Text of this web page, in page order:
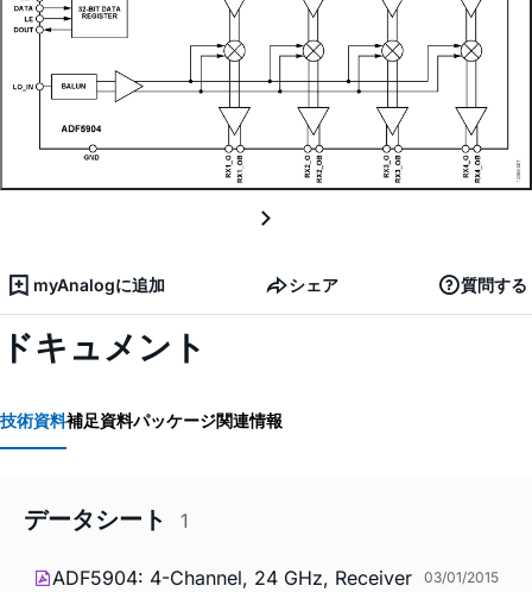
myAnalogに追加 シェア 質問する
ドキュメント
技術資料補足資料パッケージ関連情報
データシート 1
ADF5904: 4-Channel, 24 GHz, Receiver
03/01/2015